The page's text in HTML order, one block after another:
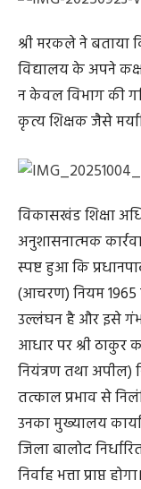
श्री मरकले ने बताया
विद्यालय के अपने
न केवल विभाग की
कृत्य शिक्षक जैसे
विकासखंड शिक्षा
अनुशासनात्मक
स्पष्ट हुआ कि
(आचरण) नियम 1965
उल्लंघन है और इसे
आधार पर श्री ठाकुर
नियंत्रण तथा अपील)
तत्काल प्रभाव से
उनका मुख्यालय
जिला बालोद
निर्वाह भत्ता प्राप्त होगा।